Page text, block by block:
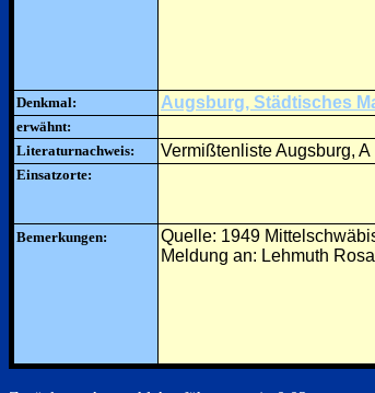
Denkmal: Augsburg, Städtisches
erwähnt:
Literaturnachweis:
Vermißtenliste Augsburg, A
Einsatzorte:
Bemerkungen:
Quelle: 1949
Meldung an: Lehmuth